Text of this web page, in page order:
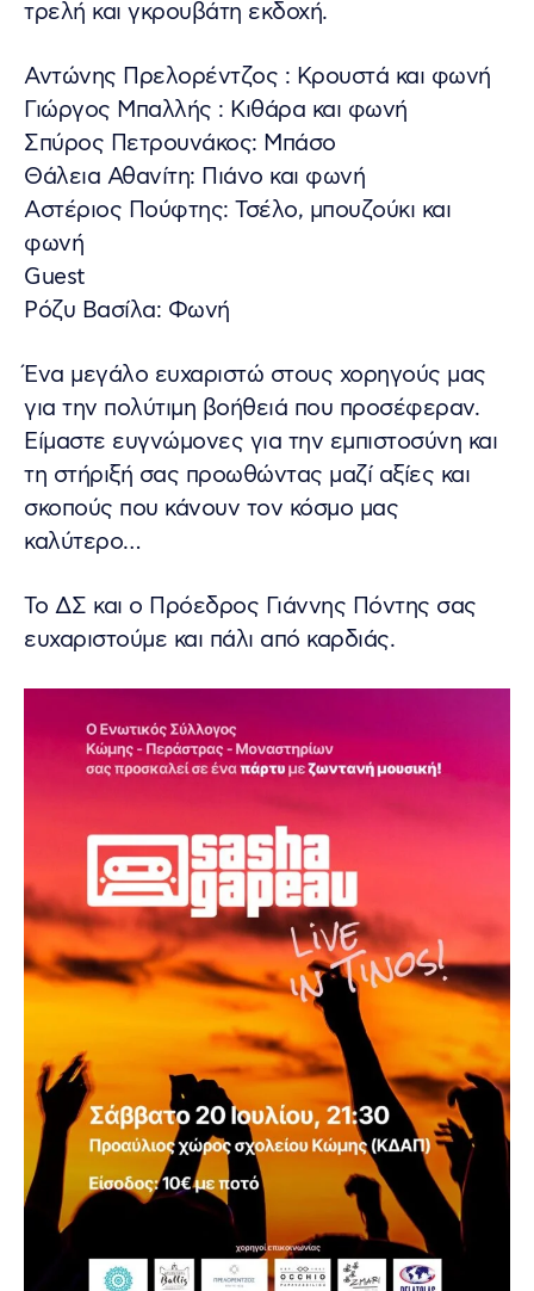
τρελή και γκρουβάτη εκδοχή.
Αντώνης Πρελορέντζος : Κρουστά και φωνή
Γιώργος Μπαλλής : Κιθάρα και φωνή
Σπύρος Πετρουνάκος: Μπάσο
Θάλεια Αθανίτη: Πιάνο και φωνή
Αστέριος Πούφτης: Τσέλο, μπουζούκι και
φωνή
Guest
Ρόζυ Βασίλα: Φωνή
Ένα μεγάλο ευχαριστώ στους χορηγούς μας
για την πολύτιμη βοήθειά που προσέφεραν.
Είμαστε ευγνώμονες για την εμπιστοσύνη και
τη στήριξή σας προωθώντας μαζί αξίες και
σκοπούς που κάνουν τον κόσμο μας
καλύτερο…
To ΔΣ και ο Πρόεδρος Γιάννης Πόντης σας
ευχαριστούμε και πάλι από καρδιάς.